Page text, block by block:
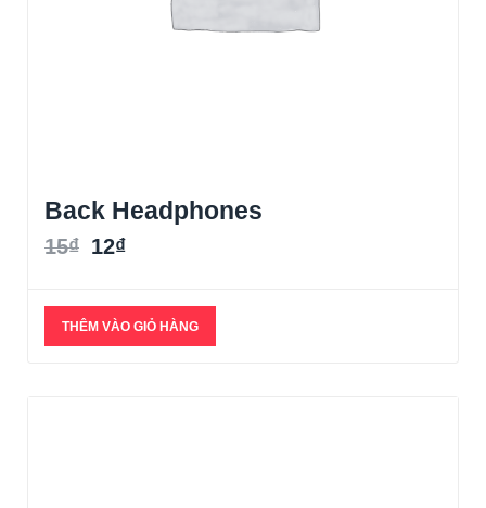
Back Headphones
15₫ 12₫
THÊM VÀO GIỎ HÀNG